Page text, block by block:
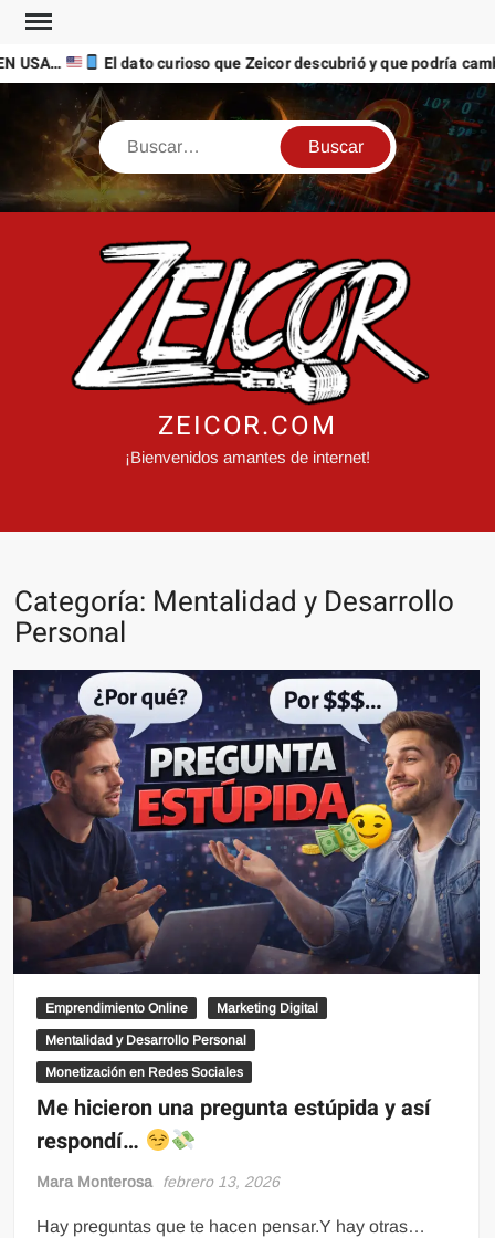
Saltar
contenido
USA… El dato curioso que Zeicor descubrió y que podría
Buscar
ZEICOR.COM
¡Bienvenidos amantes de internet!
Categoría: Mentalidad y Desarrollo
Personal
Emprendimiento Online Marketing Digital
Mentalidad y Desarrollo Personal
Monetización en Redes Sociales
Me hicieron una pregunta estúpida y así
respondí…
Mara Monterosa febrero 13, 2026
Hay preguntas que te hacen pensar.Y hay otras…